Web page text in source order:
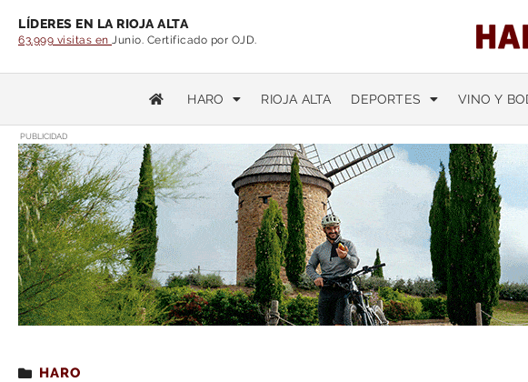
LÍDERES EN LA RIOJA ALTA
63.999 visitas en Junio. Certificado por OJD.
HARO RIOJA ALTA DEPORTES VINO Y
PUBLICIDAD
Estás leyendo: Haro se concentrará en repulsa por la muerte de
HARO